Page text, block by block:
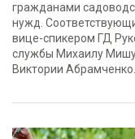
гражданами
нужд.
вице-спикером ГД
службы Михаилу
Виктории Абрамченко.